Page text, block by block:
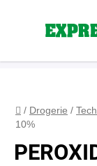
Domů
/ Drogerie /
10%